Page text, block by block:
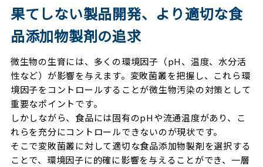
果てしない製品開発、より適切な食
品添加物製剤の追求
微生物の生育には、多くの環境因子（pH、温度、水分活
性など）が影響を与えます。変敗菌叢を把握し、これら環
境因子をコントロールすることが微生物汚染の対策として
重要なポイントです。
しかしながら、食品には固有のpHや流通温度があり、こ
れらを充分にコントロールできないのが現状です。
そこで変敗菌叢に対して適切な食品添加物製剤を選択する
ことで、環境因子に的確に影響を与えることができ、一層